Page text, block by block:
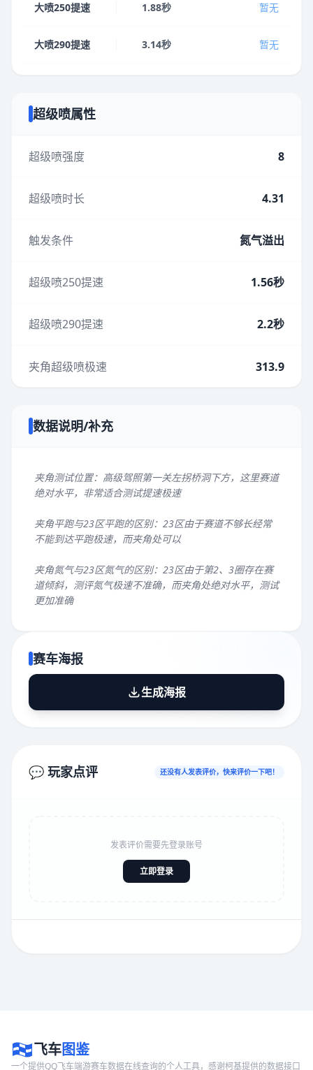
大喷250提速 1.88秒 暂无
大喷290提速 3.14秒 暂无
超级喷属性
超级喷强度 8
超级喷时长 4.31
触发条件 氮气溢出
超级喷250提速 1.56秒
超级喷290提速 2.2秒
夹角超级喷极速 313.9
数据说明/补充
夹角测试位置：高级驾照第一关左拐桥洞下方，这里赛道
绝对水平，非常适合测试提速极速
夹角平跑与23区平跑的区别：23区由于赛道不够长经常
不能到达平跑极速，而夹角处可以
夹角氮气与23区氮气的区别：23区由于第2、3圈存在赛
道倾斜，测评氮气极速不准确，而夹角处绝对水平，测试
更加准确
赛车海报
生成海报
💬 玩家点评 还没有人发表评价，快来评价一下吧！
发表评价需要先登录账号
立即登录
飞车图鉴
一个提供QQ飞车端游赛车数据在线查询的个人工具，感谢柯基提供的数据接口